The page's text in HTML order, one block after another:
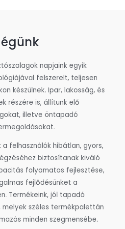
napjaink egyik
felszerelt, teljesen
készülnek. Ipar, lakosság, és
részére is, állítunk elő
illetve öntapadó
felhasználók hibátlan, gyors,
biztosítanak kiváló
folyamatos fejlesztése,
fejlődésünket a
Termékeink, jól tapadó
melyek széles termékpalettán
minden szegmensébe.